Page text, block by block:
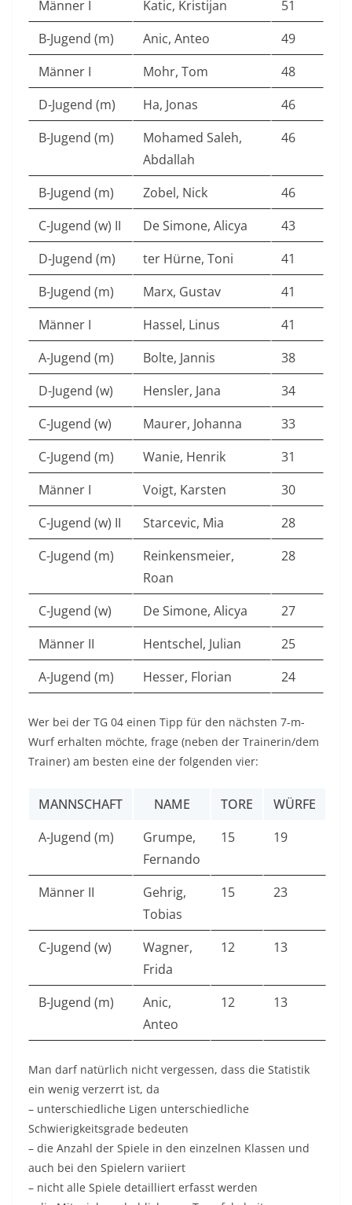
Männer I
Katic, Kristijan
51
B-Jugend (m)
Anic, Anteo
49
Männer I
Mohr, Tom
48
D-Jugend (m)
Ha, Jonas
46
B-Jugend (m)
Mohamed Saleh,
Abdallah
46
B-Jugend (m) Zobel, Nick
46
C-Jugend (w) II
De Simone, Alicya
43
D-Jugend (m)
ter Hürne, Toni
41
B-Jugend (m)
Marx, Gustav
41
Männer I
Hassel, Linus
41
A-Jugend (m)
Bolte, Jannis
38
D-Jugend (w)
Hensler, Jana
34
C-Jugend (w)
Maurer, Johanna
33
C-Jugend (m)
Wanie, Henrik
31
Männer I
Voigt, Karsten
30
C-Jugend (w) II
Starcevic, Mia
28
C-Jugend (m)
Reinkensmeier,
Roan
28
C-Jugend (w) De Simone, Alicya
27
Männer II
Hentschel, Julian
25
A-Jugend (m)
Hesser, Florian 24
Wer bei der TG 04 einen Tipp für den nächsten 7-m-
Wurf erhalten möchte, frage (neben der Trainerin/dem
Trainer) am besten eine der folgenden vier:
MANNSCHAFT NAME TORE
WÜRFE
A-Jugend (m)
Grumpe,
Fernando
15 19
Männer II
Gehrig,
Tobias
15 23
C-Jugend (w)
Wagner,
Frida
12 13
B-Jugend (m)
Anic,
Anteo
12 13
Man darf natürlich nicht vergessen, dass die Statistik
ein wenig verzerrt ist, da
– unterschiedliche Ligen unterschiedliche
Schwierigkeitsgrade bedeuten
– die Anzahl der Spiele in den einzelnen Klassen und
auch bei den Spielern variiert
– nicht alle Spiele detailliert erfasst werden